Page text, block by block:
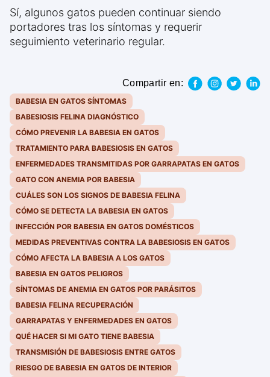
Sí, algunos gatos pueden continuar siendo
portadores tras los síntomas y requerir
seguimiento veterinario regular.
Compartir en:
BABESIA EN GATOS SÍNTOMAS
BABESIOSIS FELINA DIAGNÓSTICO
CÓMO PREVENIR LA BABESIA EN GATOS
TRATAMIENTO PARA BABESIOSIS EN GATOS
ENFERMEDADES TRANSMITIDAS POR GARRAPATAS EN GATOS
GATO CON ANEMIA POR BABESIA
CUÁLES SON LOS SIGNOS DE BABESIA FELINA
CÓMO SE DETECTA LA BABESIA EN GATOS
INFECCIÓN POR BABESIA EN GATOS DOMÉSTICOS
MEDIDAS PREVENTIVAS CONTRA LA BABESIOSIS EN GATOS
CÓMO AFECTA LA BABESIA A LOS GATOS
BABESIA EN GATOS PELIGROS
SÍNTOMAS DE ANEMIA EN GATOS POR PARÁSITOS
BABESIA FELINA RECUPERACIÓN
GARRAPATAS Y ENFERMEDADES EN GATOS
QUÉ HACER SI MI GATO TIENE BABESIA
TRANSMISIÓN DE BABESIOSIS ENTRE GATOS
RIESGO DE BABESIA EN GATOS DE INTERIOR